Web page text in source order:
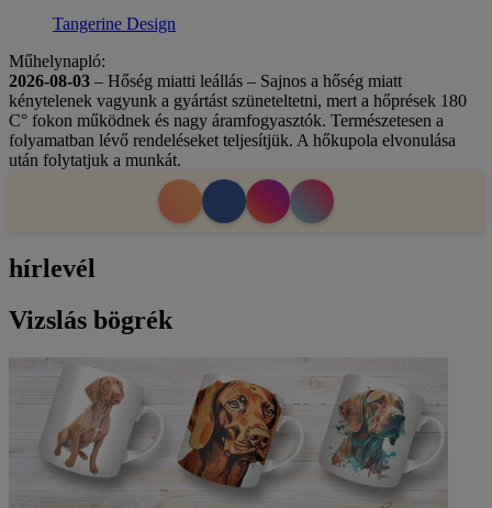
Tangerine Design
Műhelynapló:
2026-08-03 – Hőség miatti leállás – Sajnos a hőség miatt
kénytelenek vagyunk a gyártást szüneteltetni, mert a hőprések 180
C° fokon működnek és nagy áramfogyasztók. Természetesen a
folyamatban lévő rendeléseket teljesítjük. A hőkupola elvonulása
után folytatjuk a munkát.
hírlevél
Vizslás bögrék